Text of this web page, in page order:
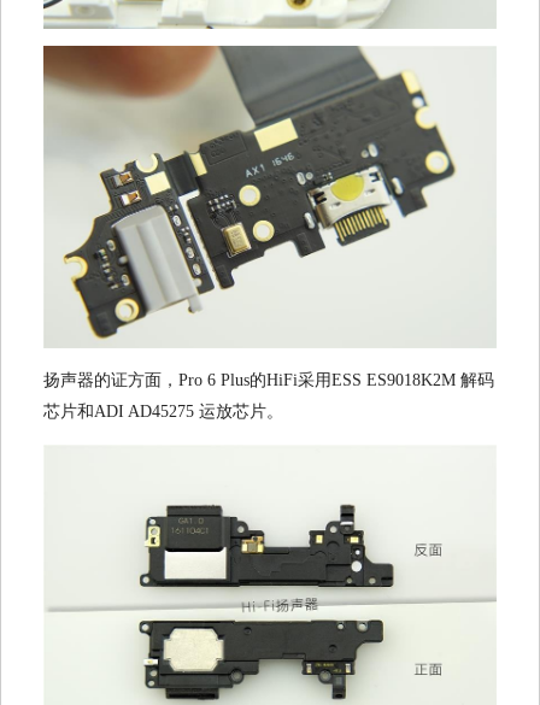
扬声器的证方面，Pro 6 Plus的HiFi采用ESS ES9018K2M 解码
芯片和ADI AD45275 运放芯片。